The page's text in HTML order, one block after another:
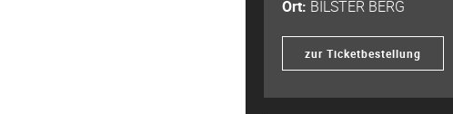
Ort: BILSTER BERG
zur Ticketbestellung